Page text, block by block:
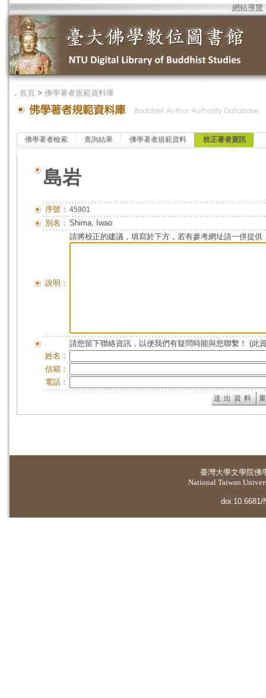
網站導覽
． 首頁 > 佛學著者規範資料庫
佛學著者檢索 查詢結果 佛學著者規範資料 校正著者資訊
島岩
序號： 45901
別名： Shima, Iwao
說明：
請將校正的建議，填寫於下方，若有參考網址請一併提供
請您留下聯絡資訊，以便我們有疑問時能與您聯繫！ (此
姓名：
信箱：
電話：
臺灣大學文學院佛
National Taiwan
doi:10.6681/